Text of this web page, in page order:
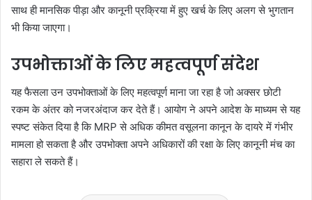
साथ ही मानसिक पीड़ा और कानूनी प्रक्रिया में हुए खर्च के लिए अलग से भुगतान
भी किया जाएगा।
उपभोक्ताओं के लिए महत्वपूर्ण संदेश
यह फैसला उन उपभोक्ताओं के लिए महत्वपूर्ण माना जा रहा है जो अक्सर छोटी
रकम के अंतर को नजरअंदाज कर देते हैं। आयोग ने अपने आदेश के माध्यम से यह
स्पष्ट संकेत दिया है कि MRP से अधिक कीमत वसूलना कानून के दायरे में गंभीर
मामला हो सकता है और उपभोक्ता अपने अधिकारों की रक्षा के लिए कानूनी मंच का
सहारा ले सकते हैं।